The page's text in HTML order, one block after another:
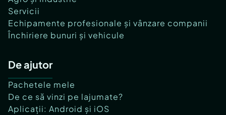
Servicii
Echipamente profesionale și vânzare companii
Închiriere bunuri și vehicule
De ajutor
Pachetele mele
De ce să vinzi pe lajumate?
Aplicații: Android și iOS